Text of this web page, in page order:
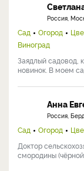
Россия,
Сад Огород
Виноград
Заядлый садовод,
новинок. В моем
Анна
Россия,
Сад Огород
Доктор
смородины